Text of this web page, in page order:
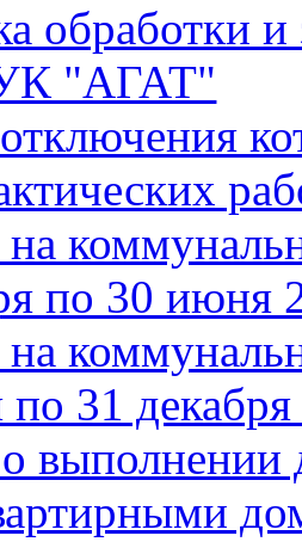
обработки
"АГАТ"
по 30 июня
31 декабря
выполнении